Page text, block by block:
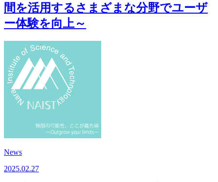
間を活用するさまざまな分野でユーザ
ー体験を向上～
News
2025.02.27